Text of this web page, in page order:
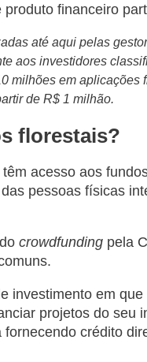
financeiro
até aqui pelas
aos investidores
milhões em aplicações
de R$ 1 milhão.
florestais?
acesso aos
pessoas físicas
crowdfunding pela
investimento em
projetos do seu
crédito